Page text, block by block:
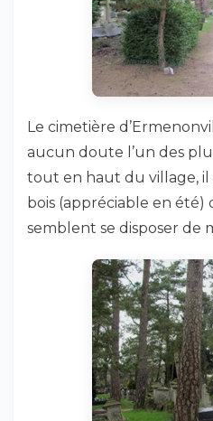
Le cimetière
aucun doute l’un des
tout en haut du village, il
bois (appréciable en été)
semblent se disposer de